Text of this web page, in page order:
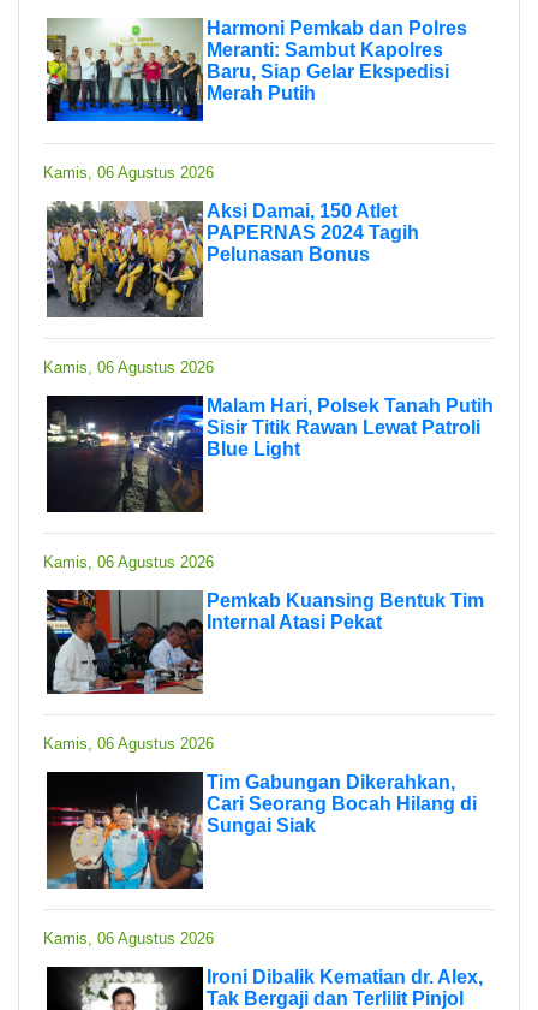
Harmoni Pemkab dan Polres
Meranti: Sambut Kapolres
Baru, Siap Gelar Ekspedisi
Merah Putih
Kamis, 06 Agustus 2026
Aksi Damai, 150 Atlet
PAPERNAS 2024 Tagih
Pelunasan Bonus
Kamis, 06 Agustus 2026
Malam Hari, Polsek Tanah Putih
Sisir Titik Rawan Lewat Patroli
Blue Light
Kamis, 06 Agustus 2026
Pemkab Kuansing Bentuk Tim
Internal Atasi Pekat
Kamis, 06 Agustus 2026
Tim Gabungan Dikerahkan,
Cari Seorang Bocah Hilang di
Sungai Siak
Kamis, 06 Agustus 2026
Ironi Dibalik Kematian dr. Alex,
Tak Bergaji dan Terlilit Pinjol